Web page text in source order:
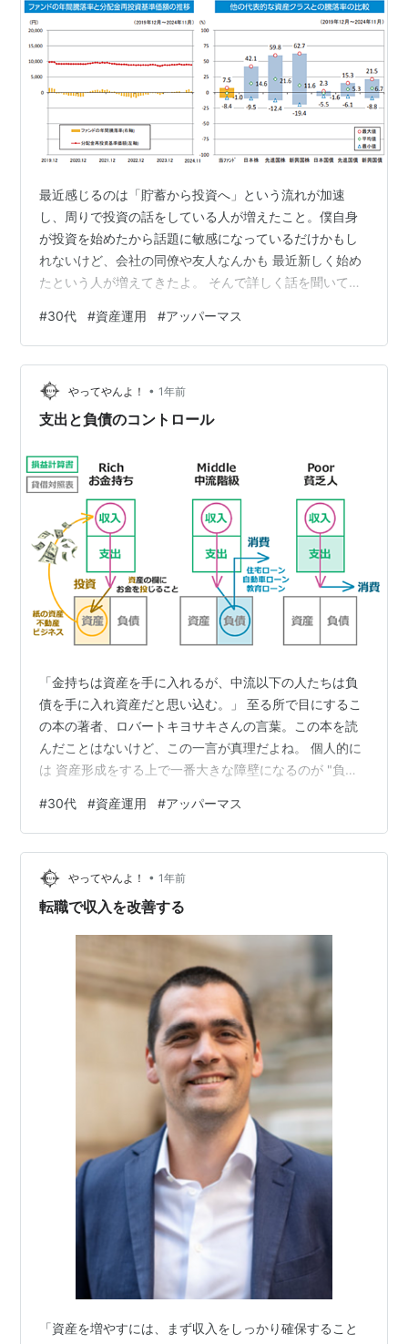
最近感じるのは「貯蓄から投資へ」という流れが加速
し、周りで投資の話をしている人が増えたこと。僕自身
が投資を始めたから話題に敏感になっているだけかもし
れないけど、会社の同僚や友人なんかも 最近新しく始め
たという人が増えてきたよ。 そんで詳しく話を聞いてみ
んでいるという状況。中には投資で一気に資産を増やそ
うと画策している人もいて、皆それぞれ投資に対する考
え方が違うのが面白いよね。 個人的には投資はどれだけ
大きな金額を入れられるか、つまり "入金力" がすべてだ
と思っているよ。投資先の分析や資産配分を検討するよ
#30代 #資産運用 #アッパーマス
やってやんよ！ • 1年前
支出と負債のコントロール
「金持ちは資産を手に入れるが、中流以下の人たちは負
債を手に入れ資産だと思い込む。」 至る所で目にするこ
の本の著者、ロバートキヨサキさんの言葉。この本を読
んだことはないけど、この一言が真理だよね。 個人的に
は 資産形成をする上で一番大きな障壁になるのが "負債"
蓄率なんて簡単に上げられると思っているよ。しかし、
幸せは人それぞれ違うから必ずしも負債や支出が悪とい
うことではないし、家族構成や生活環境なんかによって
は負債を受け入れなければならいないこともある。 僕の
場合は短期間で資産を大きく増やしFIREしたいので、そ
#30代 #資産運用 #アッパーマス
やってやんよ！ • 1年前
転職で収入を改善する
「資産を増やすには、まず収入をしっかり確保すること